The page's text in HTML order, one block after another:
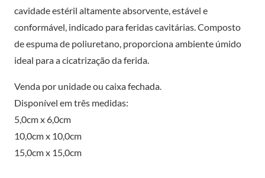
cavidade estéril altamente absorvente, estável e
conformável, indicado para feridas cavitárias. Composto
de espuma de poliuretano, proporciona ambiente úmido
ideal para a cicatrização da ferida.
Venda por unidade ou caixa fechada.
Disponível em três medidas:
5,0cm x 6,0cm
10,0cm x 10,0cm
15,0cm x 15,0cm